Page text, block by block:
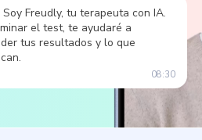
Soy Freudly, tu terapeuta con IA.
el test, te ayudaré a
tus resultados y lo que
08:30